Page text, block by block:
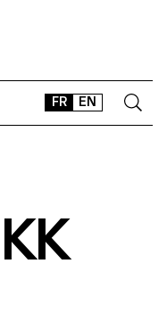
FR EN
OFFLINE-ONLINE